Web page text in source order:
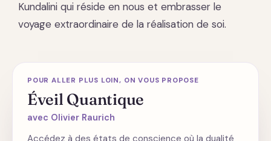
Kundalini qui réside en nous et embrasser le
voyage extraordinaire de la réalisation de soi.
POUR ALLER PLUS LOIN, ON VOUS PROPOSE
Éveil Quantique
avec Olivier Raurich
Accédez à des états de conscience où la dualité